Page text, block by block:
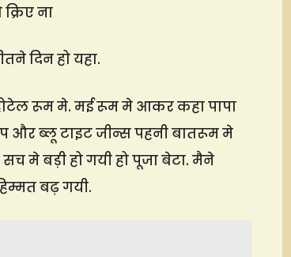
ना
दिन हो यहा.
रूम मे. मई रूम मे आकर कहा पापा
और ब्लू टाइट जीन्स पहनी बातरूम मे
मे बड़ी हो गयी हो पूजा बेटा. मैने
बढ़ गयी.